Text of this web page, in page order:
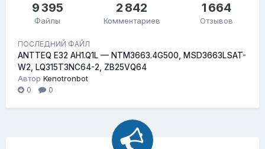
9 395
Файлы
2 842
Комментариев
1 664
Отзывов
ПОСЛЕДНИЙ ФАЙЛ
ANTTEQ E32 AH1.Q1L — NTM3663.4G500, MSD3663LSAT-
W2, LQ315T3NC64-2, ZB25VQ64
Автор Kenotronbot
0
0